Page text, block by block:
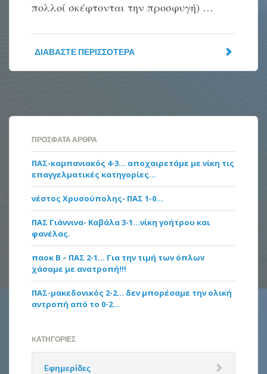
πολλοί σκέφτονται την προσφυγή) …
ΔΙΑΒΆΣΤΕ ΠΕΡΙΣΣΌΤΕΡΑ
ΠΡΌΣΦΑΤΑ ΆΡΘΡΑ
ΠΑΣ-καμπανιακός 4-3… αποχαιρετάμε με νίκη τις
επαγγελματικές κατηγορίες…
νέστος Χρυσούπολης- ΠΑΣ 1-0…
ΠΑΣ Γιάννινα- Καβάλα 3-1…νίκη γοήτρου και
φανέλας.
παοκ Β – ΠΑΣ 2-1… Για την τιμή των όπλων
χάσαμε με ανατροπή!!!
ΠΑΣ-μακεδονικός 2-2… δεν μπορέσαμε την ολική
αντροπή από το 0-2…
KΑΤΗΓΟΡΊΕΣ
Eφημερίδες